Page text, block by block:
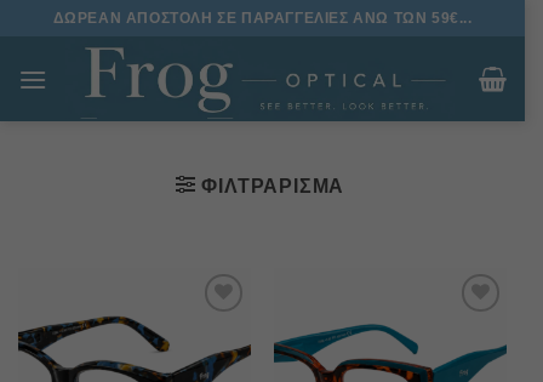
Μετάβαση
περιεχόμενο
ΔΩΡΕΑΝ ΑΠΟΣΤΟΛΗ ΣΕ ΠΑΡΑΓΓΕΛΙΕΣ ΑΝΩ ΤΩΝ 59€...
ΦΙΛΤΡΆΡΙΣΜΑ
στην λίστα
επιθυμιών
στην λίστα
επιθυμιών